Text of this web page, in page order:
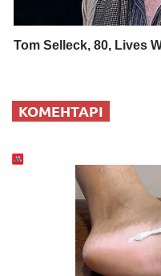
Tom Selleck, 80, Lives
КОМЕНТАРІ